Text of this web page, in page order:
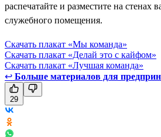
распечатайте и разместите на стенах
служебного помещения.
Скачать плакат «Мы команда»
Скачать плакат «Делай это с кайфом»
Скачать плакат «Лучшая команда»
↩ Больше материалов для
29